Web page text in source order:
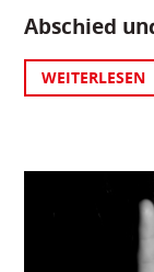
Abschied
WEITERLESEN